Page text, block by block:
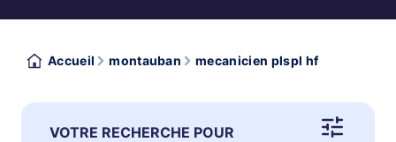
Accueil montauban mecanicien plspl hf
VOTRE RECHERCHE POUR